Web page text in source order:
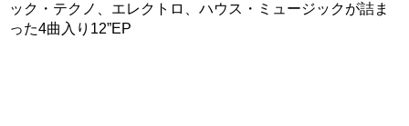
ック・テクノ、エレクトロ、ハウス・ミュージックが詰ま
った4曲入り12”EP